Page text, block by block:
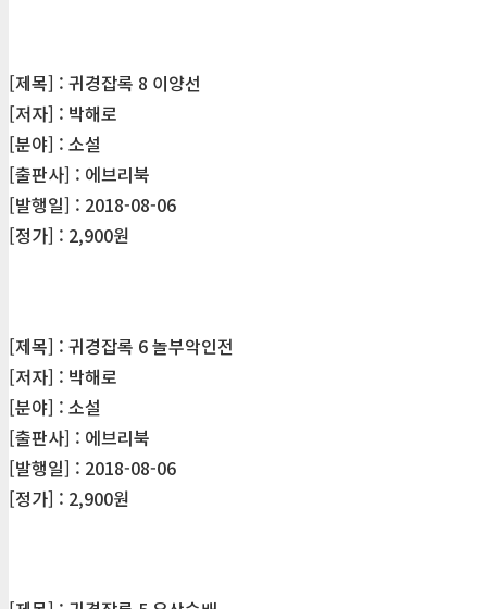
[제목] : 귀경잡록 8 이양선
[저자] : 박해로
[분야] : 소설
[출판사] : 에브리북
[발행일] : 2018-08-06
[정가] : 2,900원
[제목] : 귀경잡록 6 놀부악인전
[저자] : 박해로
[분야] : 소설
[출판사] : 에브리북
[발행일] : 2018-08-06
[정가] : 2,900원